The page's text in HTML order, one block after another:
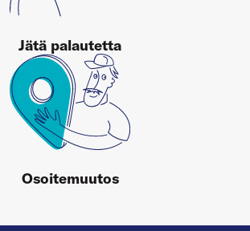
Jätä palautetta
Osoitemuutos